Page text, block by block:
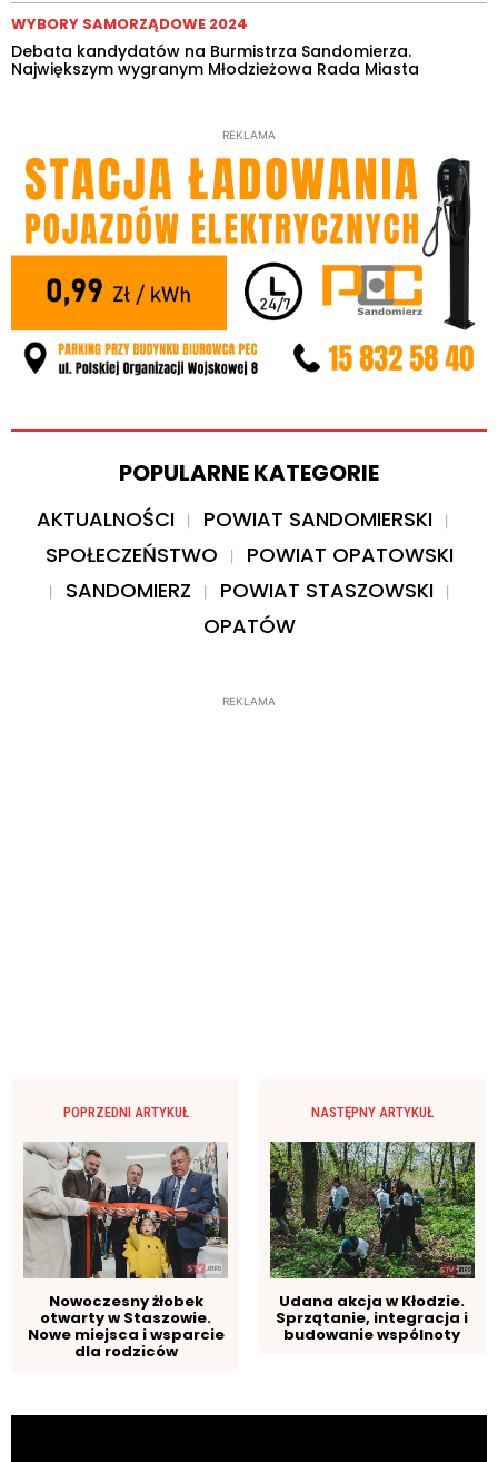
WYBORY SAMORZĄDOWE 2024
Debata kandydatów na Burmistrza Sandomierza.
Największym wygranym Młodzieżowa Rada Miasta
REKLAMA
POPULARNE KATEGORIE
AKTUALNOŚCI
POWIAT SANDOMIERSKI
SPOŁECZEŃSTWO
POWIAT OPATOWSKI
SANDOMIERZ
POWIAT STASZOWSKI
OPATÓW
REKLAMA
POPRZEDNI ARTYKUŁ
Nowoczesny żłobek
otwarty w Staszowie.
Nowe miejsca i wsparcie
dla rodziców
NASTĘPNY ARTYKUŁ
Udana akcja w Kłodzie.
Sprzątanie, integracja i
budowanie wspólnoty